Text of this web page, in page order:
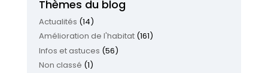
Thèmes du blog
Actualités (14)
Amélioration de l'habitat(161)
Infos et astuces (56)
Non classé (1)